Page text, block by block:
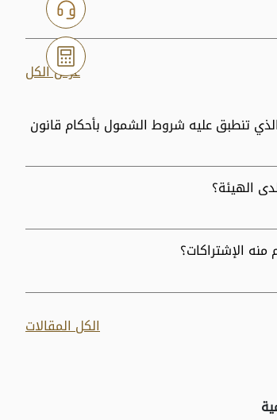
عرض الكل
تنطبق عليه شروط الشمول بأحكام قانون
الهيئة؟
الإشتراكات؟
الكل المقالات